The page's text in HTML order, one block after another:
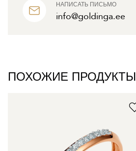
НАПИСАТЬ ПИСЬМО
info@goldinga.ee
ПОХОЖИЕ ПРОДУКТЫ